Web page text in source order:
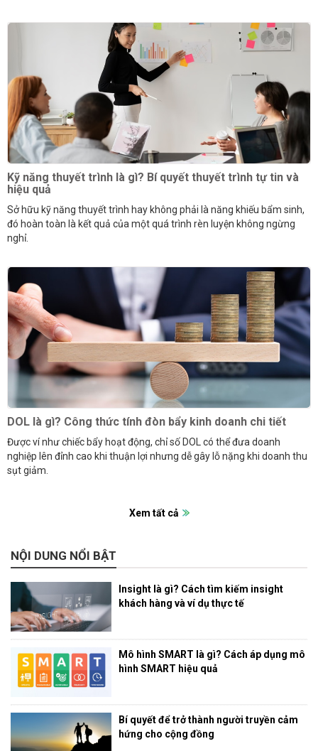
Kỹ năng thuyết trình là gì? Bí quyết thuyết trình tự tin và
hiệu quả
Sở hữu kỹ năng thuyết trình hay không phải là năng khiếu bẩm sinh,
đó hoàn toàn là kết quả của một quá trình rèn luyện không ngừng
nghỉ.
DOL là gì? Công thức tính đòn bẩy kinh doanh chi tiết
Được ví như chiếc bẩy hoạt động, chỉ số DOL có thể đưa doanh
nghiệp lên đỉnh cao khi thuận lợi nhưng dễ gây lỗ nặng khi doanh thu
sụt giảm.
Xem tất cả
NỘI DUNG NỔI BẬT
Insight là gì? Cách tìm kiếm insight
khách hàng và ví dụ thực tế
Mô hình SMART là gì? Cách áp dụng mô
hình SMART hiệu quả
Bí quyết để trở thành người truyền cảm
hứng cho cộng đồng